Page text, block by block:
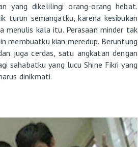
yang dikelilingi orang-orang hebat.
turun semangatku, karena kesibukan
menulis kala itu. Perasaan minder tak
membuatku kian meredup. Beruntung
juga cerdas, satu angkatan dengan
sahabatku yang lucu Shine Fikri yang
dinikmati.